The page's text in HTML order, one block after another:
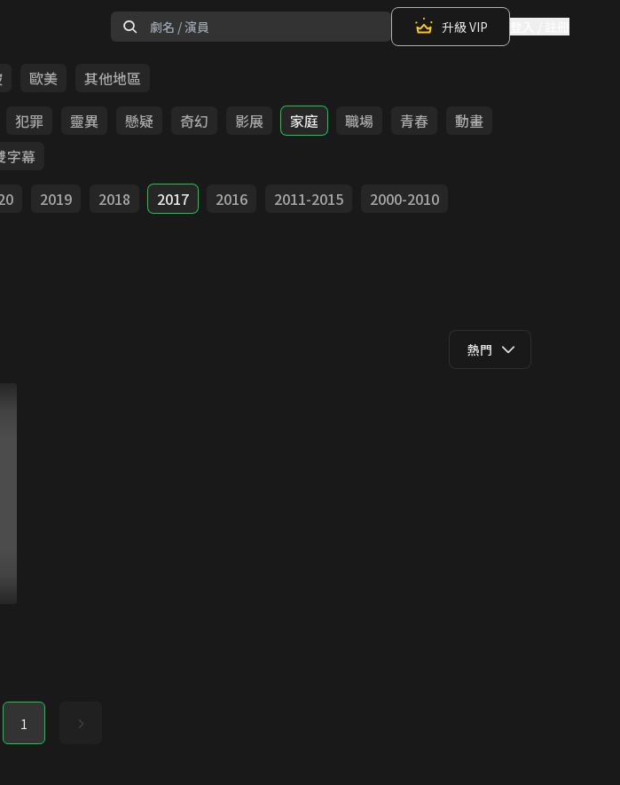
升級 VIP
歐美
其他地區
犯罪 靈異 懸疑 奇幻 影展 家庭 職場 青春
動畫
字幕
2019 2018 2017 2016 2011-2015
2000-2010
熱門
1